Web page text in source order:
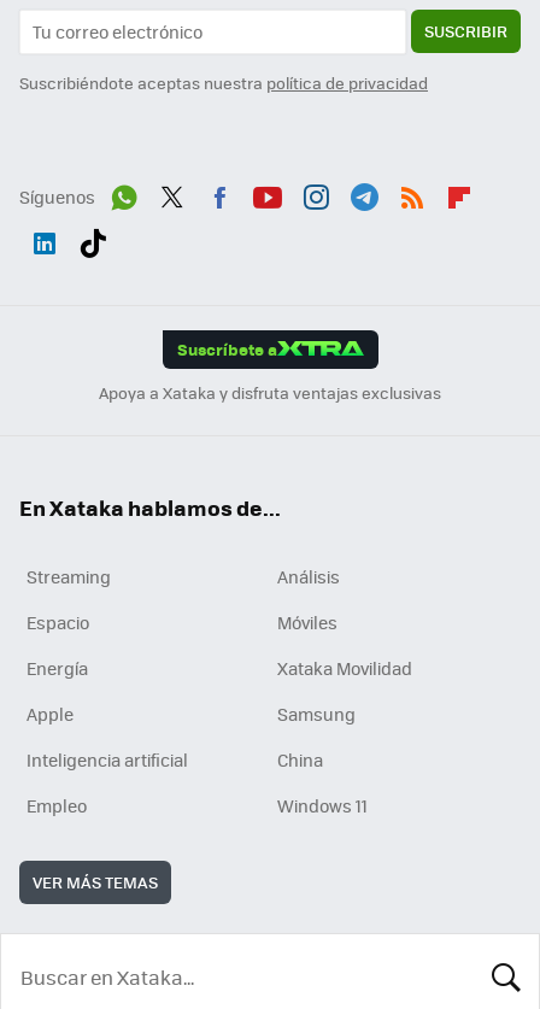
SUSCRIBIR
Suscribiéndote aceptas nuestra política de privacidad
Síguenos
Suscríbete a
Apoya a Xataka y disfruta ventajas exclusivas
En Xataka hablamos de...
Streaming
Análisis
Espacio
Móviles
Energía
Xataka Movilidad
Apple
Samsung
Inteligencia artificial
China
Empleo
Windows 11
VER MÁS TEMAS